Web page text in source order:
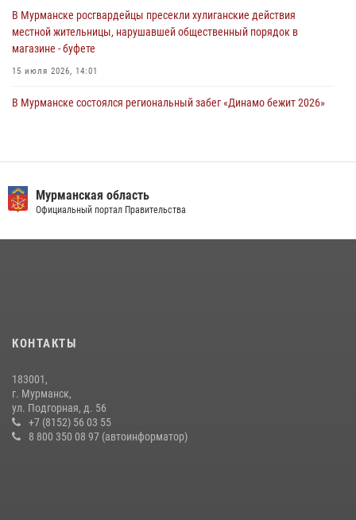
30 июля 2026, 14:05
В Мурманске росгвардейцы пресекли хулиганские действия
местной жительницы, нарушавшей общественный порядок в
магазине - буфете
15 июля 2026, 14:01
В Мурманске состоялся региональный забег «Динамо бежит 2026»
безопасности в период выборов
16 июля 2026, 07:26
В Мурманске росгвардейцы задержали ночного дебошира,
устроившего скандал в мини-отеле
09 июля 2026, 07:56
Мурманская область
Официальный портал Правительства
КОНТАКТЫ
183001,
г. Мурманск,
ул. Подгорная, д. 56
+7 (8152) 56 03 55
8 800 350 08 97 (автоинформатор)